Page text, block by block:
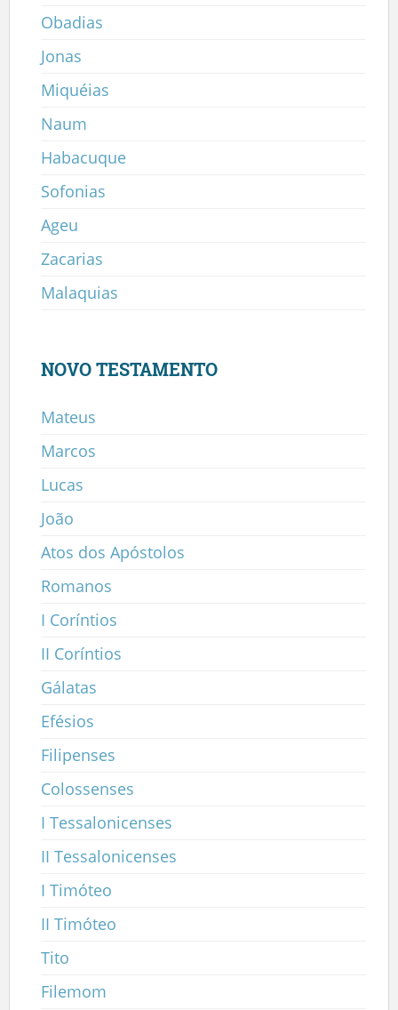
Obadias
Jonas
Miquéias
Naum
Habacuque
Sofonias
Ageu
Zacarias
Malaquias
NOVO TESTAMENTO
Mateus
Marcos
Lucas
João
Atos dos Apóstolos
Romanos
I Coríntios
II Coríntios
Gálatas
Efésios
Filipenses
Colossenses
I Tessalonicenses
II Tessalonicenses
I Timóteo
II Timóteo
Tito
Filemom